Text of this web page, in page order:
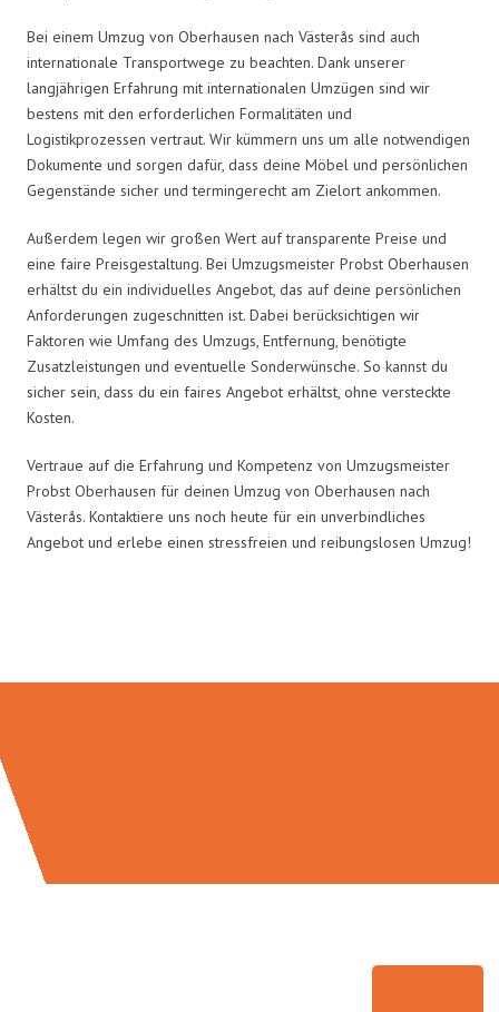
Bei einem Umzug von Oberhausen nach Västerås sind auch
internationale Transportwege zu beachten. Dank unserer
langjährigen Erfahrung mit internationalen Umzügen sind wir
bestens mit den erforderlichen Formalitäten und
Logistikprozessen vertraut. Wir kümmern uns um alle notwendigen
Dokumente und sorgen dafür, dass deine Möbel und persönlichen
Gegenstände sicher und termingerecht am Zielort ankommen.
Außerdem legen wir großen Wert auf transparente Preise und
eine faire Preisgestaltung. Bei Umzugsmeister Probst Oberhausen
erhältst du ein individuelles Angebot, das auf deine persönlichen
Anforderungen zugeschnitten ist. Dabei berücksichtigen wir
Faktoren wie Umfang des Umzugs, Entfernung, benötigte
Zusatzleistungen und eventuelle Sonderwünsche. So kannst du
sicher sein, dass du ein faires Angebot erhältst, ohne versteckte
Kosten.
Vertraue auf die Erfahrung und Kompetenz von Umzugsmeister
Probst Oberhausen für deinen Umzug von Oberhausen nach
Västerås. Kontaktiere uns noch heute für ein unverbindliches
Angebot und erlebe einen stressfreien und reibungslosen Umzug!